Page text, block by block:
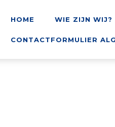
HOME WIE ZIJN WIJ?
CONTACTFORMULIER